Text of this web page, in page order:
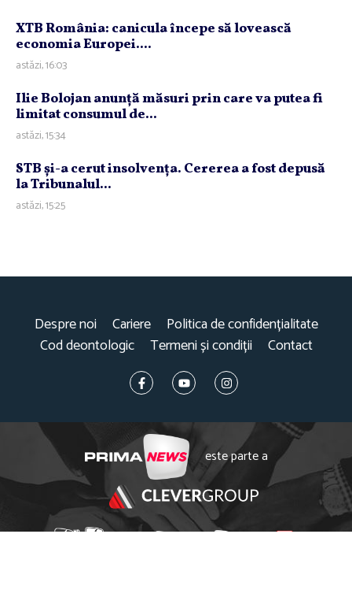
XTB România: canicula începe să lovească
economia Europei....
astăzi, 16:03
Ilie Bolojan anunţă măsuri prin care va putea fi
limitat consumul de...
astăzi, 15:34
STB şi-a cerut insolvenţa. Cererea a fost depusă
la Tribunalul...
astăzi, 15:25
Despre noi Cariere
Politica de confidențialitate
Cod deontologic
Termeni și condiții Contact
este parte a